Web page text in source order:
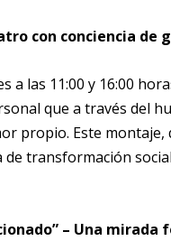
con conciencia de
a las 11:00 y 16:00
que a través del
propio. Este
transformación
– Una